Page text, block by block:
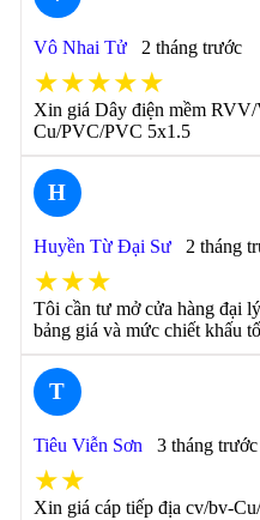
Vô Nhai Tử 2 tháng trước
★★★★★
Xin giá Dây điện mềm
Cu/PVC/PVC 5x1.5
H
Huyền Từ Đại Sư 2 tháng
★★★
Tôi cần tư mở cửa hàng đại
bảng giá và mức chiết khấu
T
Tiêu Viễn Sơn 3 tháng trước
★★
Xin giá cáp tiếp địa cv/bv-